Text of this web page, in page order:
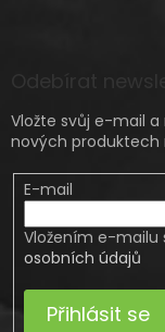
Vložte svůj e-mail
nových produktech
E-mail
Vložením e-mailu
osobních údajů
Přihlásit se